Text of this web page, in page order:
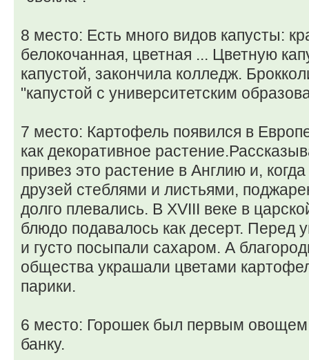
8 место: Есть много видов капусты:
белокочанная, цветная ... Цветную
капустой, закончила колледж.
"капустой с университетским
7 место: Картофель появился в
как декоративное
привез это растение в Англию и,
друзей стеблями и листьями,
долго плевались. В XVIII веке в
блюдо подавалось как десерт. Перед
и густо посыпали сахаром. А
общества украшали цветами
парики.
6 место: Горошек был первым
банку.